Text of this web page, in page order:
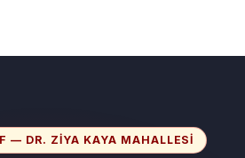
— DR. ZIYA KAYA MAHALLESI